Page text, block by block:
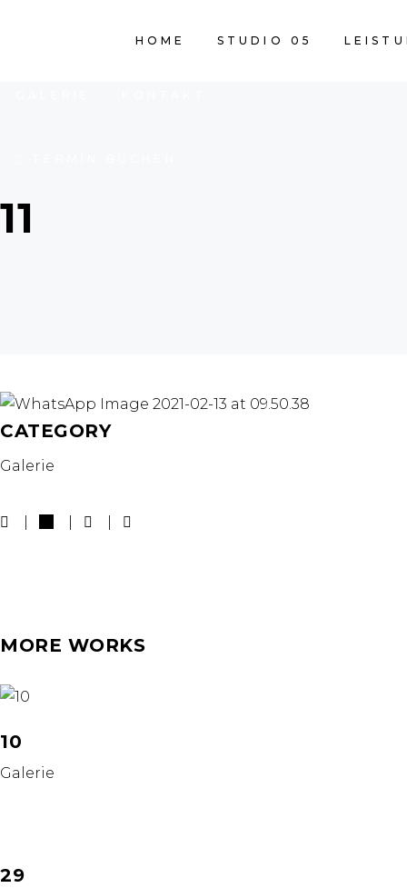
HOME STUDIO 05
11
CATEGORY
Galerie
MORE WORKS
10
Galerie
29